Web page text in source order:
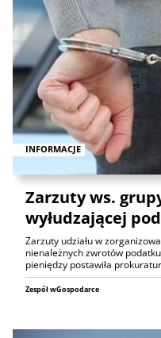
INFORMACJE
Zarzuty ws.
wyłudzającej
Zarzuty udziału w
nienależnych zwrotów
pieniędzy postawiła
Zespół wGospodarce